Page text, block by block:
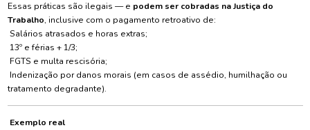
Essas práticas são ilegais — e podem ser cobradas na Justiça do
Trabalho, inclusive com o pagamento retroativo de:
Salários atrasados e horas extras;
13º e férias + 1/3;
FGTS e multa rescisória;
Indenização por danos morais (em casos de assédio, humilhação ou
tratamento degradante).
Exemplo real